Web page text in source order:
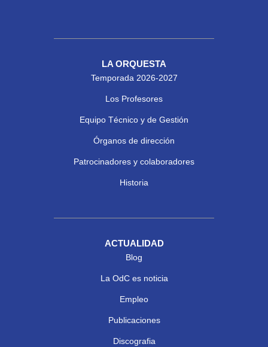
LA ORQUESTA
Temporada 2026-2027
Los Profesores
Equipo Técnico y de Gestión
Órganos de dirección
Patrocinadores y colaboradores
Historia
ACTUALIDAD
Blog
La OdC es noticia
Empleo
Publicaciones
Discografia